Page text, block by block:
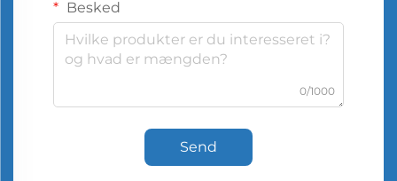
Besked
0/1000
Send